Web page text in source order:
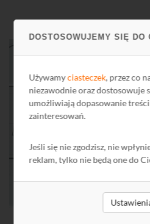
DOSTOSOWUJEMY SIĘ DO
Używamyciasteczek, przez co
niezawodnie oraz dostosowuje
umożliwiają dopasowanie
zainteresowań.
Jeśli się nie zgodzisz, nie
reklam, tylko nie będą one do